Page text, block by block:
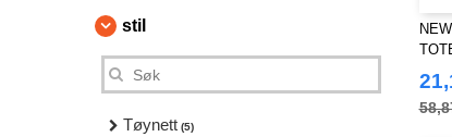
stil
Tøynett (5)